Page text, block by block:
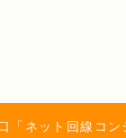
「ネット回線コン